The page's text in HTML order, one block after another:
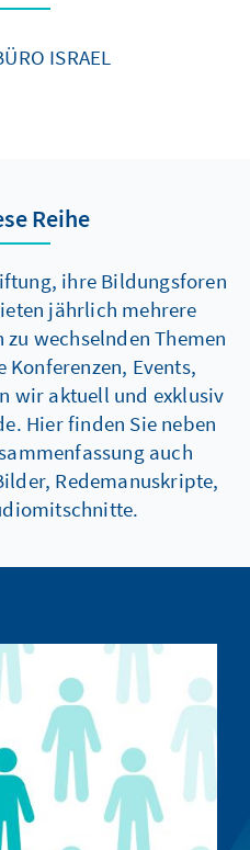
ISRAEL
Reihe
ihre Bildungsforen
jährlich mehrere
wechselnden Themen
Events,
wir aktuell und exklusiv
Hier finden Sie neben
auch
Redemanuskripte,